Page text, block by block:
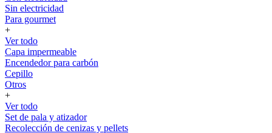
Sin electricidad
Para gourmet
+
Ver todo
Capa impermeable
Encendedor para carbón
Cepillo
Otros
+
Ver todo
Set de pala y atizador
Recolección de cenizas y pellets